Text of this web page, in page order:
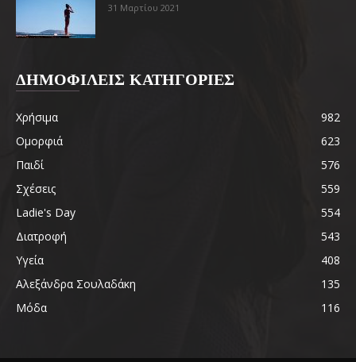
31 Μαρτίου 2021
ΔΗΜΟΦΙΛΕΙΣ ΚΑΤΗΓΟΡΙΕΣ
Χρήσιμα
982
Ομορφιά
623
Παιδί
576
Σχέσεις
559
Ladie's Day
554
Διατροφή
543
Υγεία
408
Αλεξάνδρα Σουλαδάκη
135
Μόδα
116